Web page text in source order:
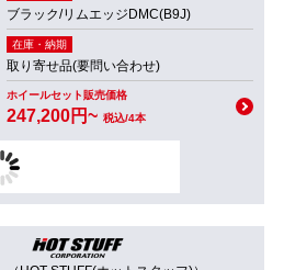
ブラック/リムエッジDMC(B9J)
在庫・納期
取り寄せ品(要問い合わせ)
ホイールセット販売価格
247,200円~ 税込/4本